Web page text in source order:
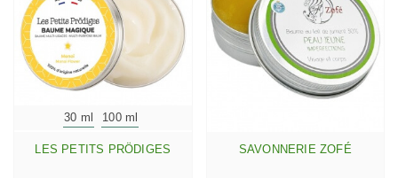
30 ml 100 ml
LES PETITS PRÖDIGES SAVONNERIE ZOFÉ